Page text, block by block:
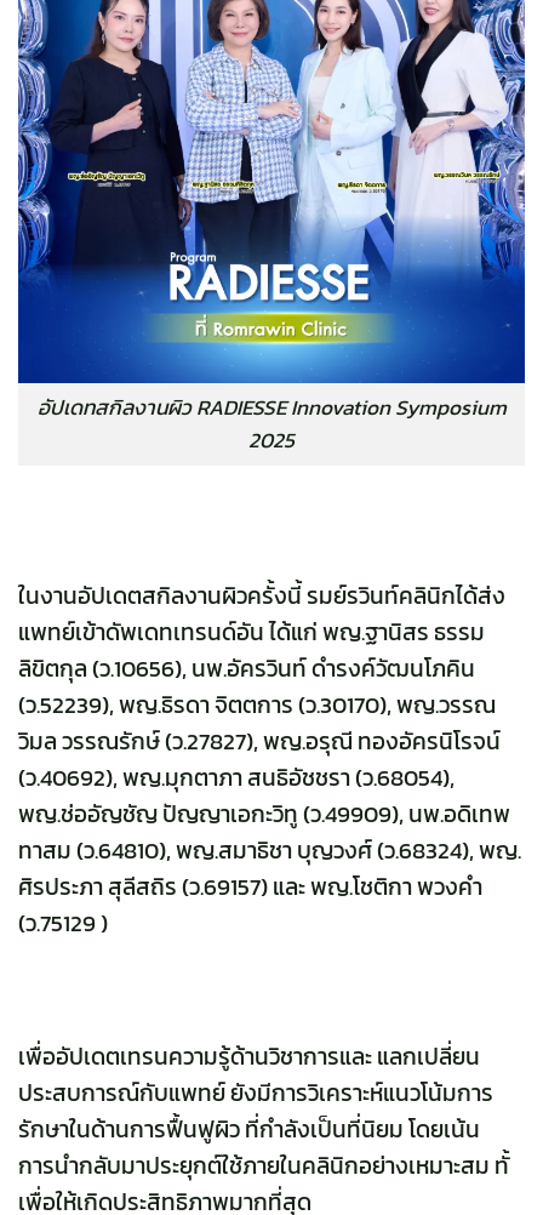
อัปเดทสกิลงานผิว RADIESSE Innovation Symposium
2025
ในงานอัปเดตสกิลงานผิวครั้งนี้ รมย์รวินท์คลินิกได้ส่ง
แพทย์เข้าดัพเดทเทรนด์อัน ได้แก่ พญ.ฐานิสร ธรรม
ลิขิตกุล (ว.10656), นพ.อัครวินท์ ดำรงค์วัฒนโภคิน
(ว.52239), พญ.ธิรดา จิตตการ (ว.30170), พญ.วรรณ
วิมล วรรณรักษ์ (ว.27827), พญ.อรุณี ทองอัครนิโรจน์
(ว.40692), พญ.มุกตาภา สนธิอัชชรา (ว.68054),
พญ.ช่ออัญชัญ ปัญญาเอกะวิทู (ว.49909), นพ.อดิเทพ
ทาสม (ว.64810), พญ.สมาธิชา บุญวงศ์ (ว.68324), พญ.
ศิรประภา สุลีสถิร (ว.69157) และ พญ.โชติกา พวงคำ
(ว.75129 )
เพื่ออัปเดตเทรนความรู้ด้านวิชาการและ แลกเปลี่ยน
ประสบการณ์กับแพทย์ ยังมีการวิเคราะห์แนวโน้มการ
รักษาในด้านการฟื้นฟูผิว ที่กำลังเป็นที่นิยม โดยเน้น
การนำกลับมาประยุกต์ใช้ภายในคลินิกอย่างเหมาะสม ทั้
เพื่อให้เกิดประสิทธิภาพมากที่สุด